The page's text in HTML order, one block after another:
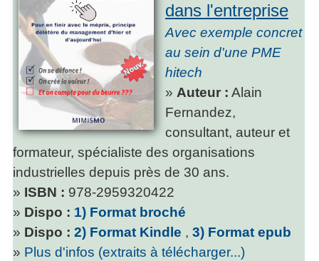
dans l'entreprise
Avec exemple concret
au sein d'une PME
hitech
» Auteur : Alain
Fernandez,
consultant, auteur et
formateur, spécialiste des organisations
industrielles depuis près de 30 ans.
» ISBN : 978-2959320422
» Dispo : 1) Format broché
» Dispo : 2) Format Kindle , 3) Format epub
» Plus d'infos (extraits à télécharger...)